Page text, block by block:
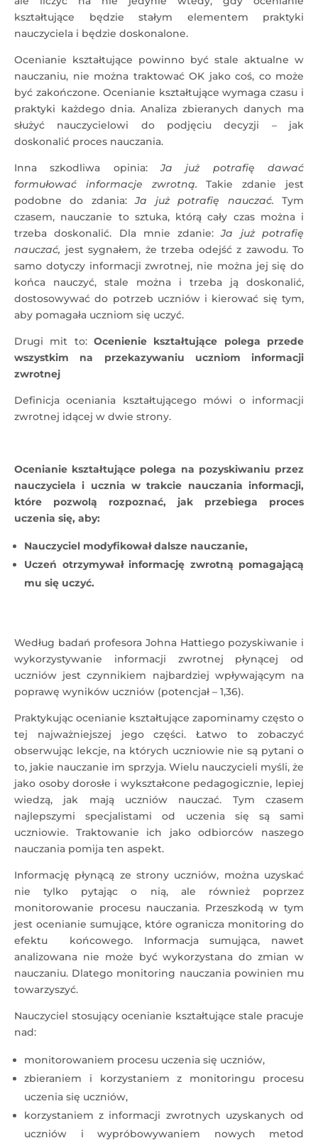
kształtujące będzie stałym elementem praktyki
nauczyciela i będzie doskonalone.
Ocenianie kształtujące powinno być stale aktualne w
nauczaniu, nie można traktować OK jako coś, co może
być zakończone. Ocenianie kształtujące wymaga czasu i
praktyki każdego dnia. Analiza zbieranych danych ma
służyć nauczycielowi do podjęciu decyzji – jak
doskonalić proces nauczania.
Inna szkodliwa opinia:Ja już potrafię dawać
formułować informacje zwrotną. Takie zdanie jest
podobne do zdania:Ja już potrafię nauczać. Tym
czasem, nauczanie to sztuka, którą cały czas można i
trzeba doskonalić. Dla mnie zdanie:Ja już potrafię
nauczać, jest sygnałem, że trzeba odejść z zawodu. To
samo dotyczy informacji zwrotnej, nie można jej się do
końca nauczyć, stale można i trzeba ją doskonalić,
dostosowywać do potrzeb uczniów i kierować się tym,
aby pomagała uczniom się uczyć.
Drugi mit to: Ocenienie kształtujące polega przede
wszystkim na przekazywaniu uczniom informacji
zwrotnej
Definicja oceniania kształtującego mówi o informacji
zwrotnej idącej w dwie strony.
Ocenianie kształtujące polega na pozyskiwaniu przez
nauczyciela i ucznia w trakcie nauczania informacji,
które pozwolą rozpoznać, jak przebiega proces
uczenia się, aby:
Nauczyciel modyfikował dalsze nauczanie,
Uczeń otrzymywał informację zwrotną pomagającą
mu się uczyć.
Według badań profesora Johna Hattiego pozyskiwanie i
wykorzystywanie informacji zwrotnej płynącej od
uczniów jest czynnikiem najbardziej wpływającym na
poprawę wyników uczniów (potencjał – 1,36).
Praktykując ocenianie kształtujące zapominamy często o
tej najważniejszej jego części. Łatwo to zobaczyć
obserwując lekcje, na których uczniowie nie są pytani o
to, jakie nauczanie im sprzyja. Wielu nauczycieli myśli, że
jako osoby dorosłe i wykształcone pedagogicznie, lepiej
wiedzą, jak mają uczniów nauczać. Tym czasem
najlepszymi specjalistami od uczenia się są sami
uczniowie. Traktowanie ich jako odbiorców naszego
nauczania pomija ten aspekt.
Informację płynącą ze strony uczniów, można uzyskać
nie tylko pytając o nią, ale również poprzez
monitorowanie procesu nauczania. Przeszkodą w tym
jest ocenianie sumujące, które ogranicza monitoring do
efektu końcowego. Informacja sumująca, nawet
analizowana nie może być wykorzystana do zmian w
nauczaniu. Dlatego monitoring nauczania powinien mu
towarzyszyć.
Nauczyciel stosujący ocenianie kształtujące stale pracuje
nad:
monitorowaniem procesu uczenia się uczniów,
zbieraniem i korzystaniem z monitoringu procesu
uczenia się uczniów,
korzystaniem z informacji zwrotnych uzyskanych od
uczniów i wypróbowywaniem nowych metod